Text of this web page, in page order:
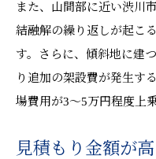
また、山間部に近い渋川
結融解の繰り返しが起こ
す。さらに、傾斜地に建
り追加の架設費が発生す
場費用が3〜5万円程度上
見積もり金額が